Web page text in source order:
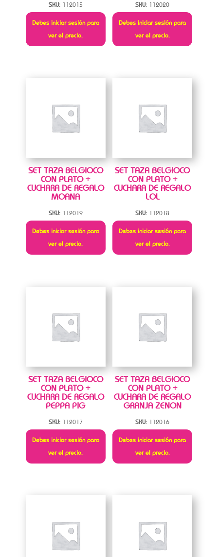
SKU: 112015
Debes iniciar sesión para
ver el precio.
SKU: 112020
Debes iniciar sesión para
ver el precio.
SET TAZA BELGIOCO
CON PLATO +
CUCHARA DE REGALO
MOANA
SKU: 112019
Debes iniciar sesión para
ver el precio.
SET TAZA BELGIOCO
CON PLATO +
CUCHARA DE REGALO
LOL
SKU: 112018
Debes iniciar sesión para
ver el precio.
SET TAZA BELGIOCO
CON PLATO +
CUCHARA DE REGALO
PEPPA PIG
SKU: 112017
Debes iniciar sesión para
ver el precio.
SET TAZA BELGIOCO
CON PLATO +
CUCHARA DE REGALO
GRANJA ZENON
SKU: 112016
Debes iniciar sesión para
ver el precio.